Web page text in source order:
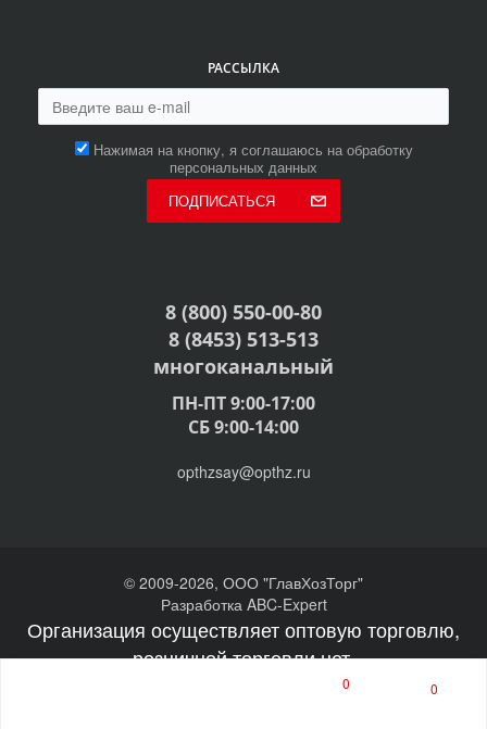
РАССЫЛКА
Нажимая на кнопку, я соглашаюсь на обработку
персональных данных
ПОДПИСАТЬСЯ
8 (800) 550-00-80
8 (8453) 513-513
многоканальный
ПН-ПТ 9:00-17:00
СБ 9:00-14:00
opthzsay@opthz.ru
© 2009-2026, ООО "ГлавХозТорг"
Разработка ABC-Expert
Организация осуществляет оптовую торговлю,
розничной торговли нет.
0 0